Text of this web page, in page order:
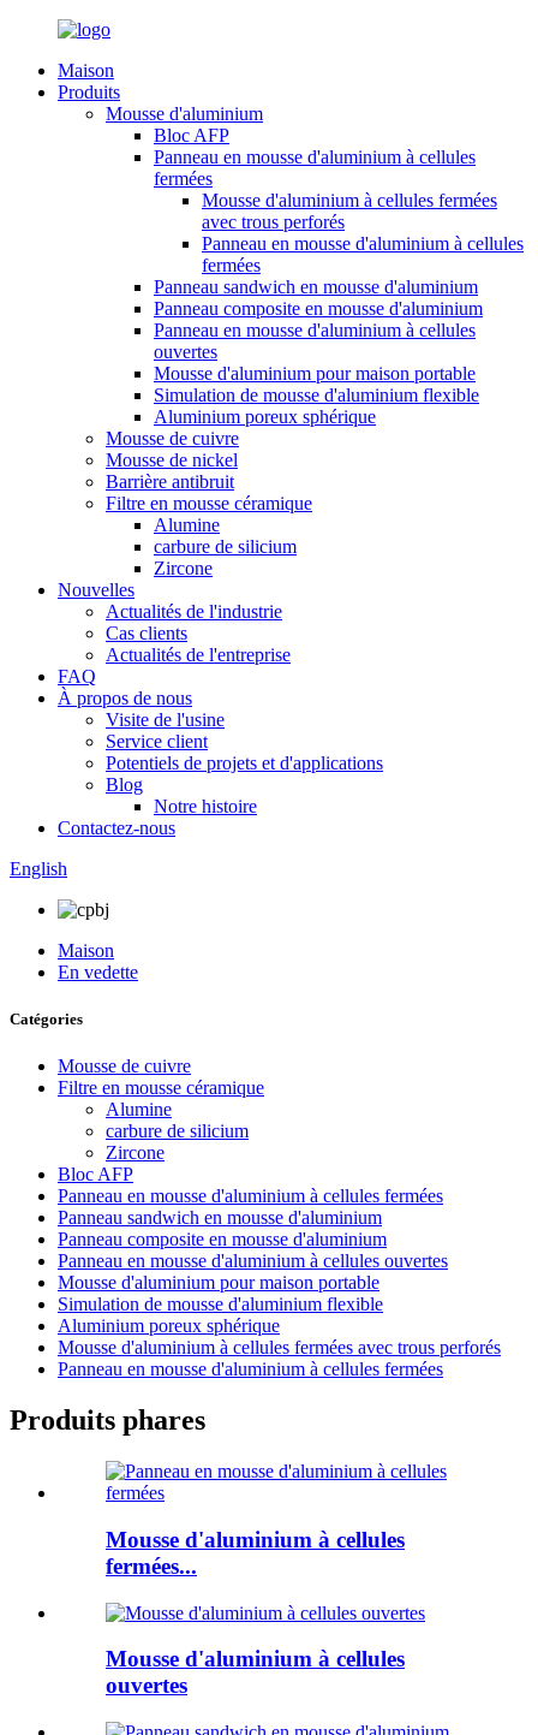
Maison
Produits
Mousse d'aluminium
Bloc AFP
Panneau en mousse d'aluminium à cellules
fermées
Mousse d'aluminium à cellules fermées
avec trous perforés
Panneau en mousse d'aluminium à cellules
fermées
Panneau sandwich en mousse d'aluminium
Panneau composite en mousse d'aluminium
Panneau en mousse d'aluminium à cellules
ouvertes
Mousse d'aluminium pour maison portable
Simulation de mousse d'aluminium flexible
Aluminium poreux sphérique
Mousse de cuivre
Mousse de nickel
Barrière antibruit
Filtre en mousse céramique
Alumine
carbure de silicium
Zircone
Nouvelles
Actualités de l'industrie
Cas clients
Actualités de l'entreprise
FAQ
À propos de nous
Visite de l'usine
Service client
Potentiels de projets et d'applications
Blog
Notre histoire
Contactez-nous
English
Maison
En vedette
Catégories
Mousse de cuivre
Filtre en mousse céramique
Alumine
carbure de silicium
Zircone
Bloc AFP
Panneau en mousse d'aluminium à cellules fermées
Panneau sandwich en mousse d'aluminium
Panneau composite en mousse d'aluminium
Panneau en mousse d'aluminium à cellules ouvertes
Mousse d'aluminium pour maison portable
Simulation de mousse d'aluminium flexible
Aluminium poreux sphérique
Mousse d'aluminium à cellules fermées avec trous perforés
Panneau en mousse d'aluminium à cellules fermées
Produits phares
Mousse d'aluminium à cellules
fermées...
Mousse d'aluminium à cellules
ouvertes